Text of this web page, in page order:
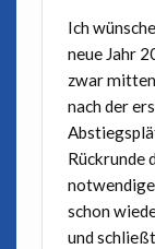
Ich
neue Jahr
zwar
nach der
Rückrunde
schon
und